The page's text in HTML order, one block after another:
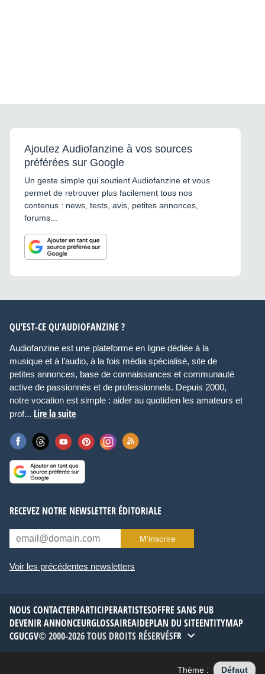
Ajoutez Audiofanzine à vos sources
préférées sur Google
Un geste simple qui soutient Audiofanzine et vous
permet de retrouver plus facilement tous nos
contenus : news, tests, avis, petites annonces,
forums...
QU’EST-CE QU’AUDIOFANZINE ?
Audiofanzine est une plateforme en ligne dédiée à la
musique et à l’audio, à la fois média spécialisé, site de
petites annonces, base de connaissances et communauté
active de passionnés et de professionnels. Depuis 2000,
notre vocation est simple : aider au quotidien les amateurs et
prof... Lire la suite
RECEVEZ NOTRE NEWSLETTER ÉDITORIALE
M’inscrire
Voir les précédentes newsletters
NOUS CONTACTERPARTICIPERARTISTESOFFRE SANS PUB
DEVENIR ANNONCEURGLOSSAIREAIDEPLAN DU SITEENTITYMAP
CGUCGV© 2000-2026 TOUS DROITS RÉSERVÉSFR
Thème : Défaut